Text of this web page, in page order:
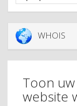
WHOIS
Toon
website